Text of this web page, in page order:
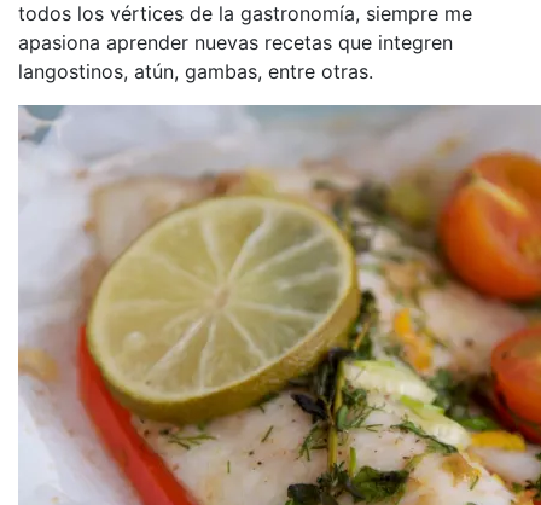
todos los vértices de la gastronomía, siempre me
apasiona aprender nuevas recetas que integren
langostinos, atún, gambas, entre otras.